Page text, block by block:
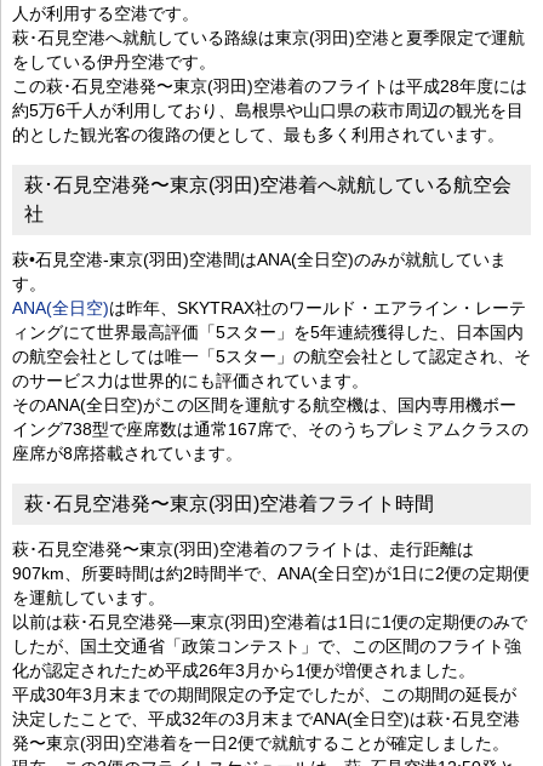
人が利用する空港です。
萩･石見空港へ就航している路線は東京(羽田)空港と夏季限定で運航
をしている伊丹空港です。
この萩･石見空港発〜東京(羽田)空港着のフライトは平成28年度には
約5万6千人が利用しており、島根県や山口県の萩市周辺の観光を目
的とした観光客の復路の便として、最も多く利用されています。
萩･石見空港発〜東京(羽田)空港着へ就航している航空会
社
萩•石見空港-東京(羽田)空港間はANA(全日空)のみが就航していま
す。
ANA(全日空)は昨年、SKYTRAX社のワールド・エアライン・レーテ
ィングにて世界最高評価「5スター」を5年連続獲得した、日本国内
の航空会社としては唯一「5スター」の航空会社として認定され、そ
のサービス力は世界的にも評価されています。
そのANA(全日空)がこの区間を運航する航空機は、国内専用機ボー
イング738型で座席数は通常167席で、そのうちプレミアムクラスの
座席が8席搭載されています。
萩･石見空港発〜東京(羽田)空港着フライト時間
萩･石見空港発〜東京(羽田)空港着のフライトは、走行距離は
907km、所要時間は約2時間半で、ANA(全日空)が1日に2便の定期便
を運航しています。
以前は萩･石見空港発—東京(羽田)空港着は1日に1便の定期便のみで
したが、国土交通省「政策コンテスト」で、この区間のフライト強
化が認定されたため平成26年3月から1便が増便されました。
平成30年3月末までの期間限定の予定でしたが、この期間の延長が
決定したことで、平成32年の3月末までANA(全日空)は萩･石見空港
発〜東京(羽田)空港着を一日2便で就航することが確定しました。